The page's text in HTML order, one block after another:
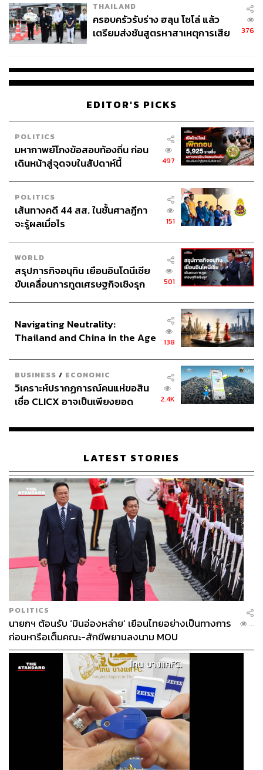
THAILAND
ครอบครัวรับร่าง ฮลุน โซโล่ แล้ว
เตรียมส่งชันสูตรหาสาเหตุการเสีย
376
EDITOR'S PICKS
POLITICS
มหากาพย์โกงข้อสอบท้องถิ่น ก่อน
เดินหน้าสู่จุดจบในสัปดาห์นี้
497
POLITICS
เส้นทางคดี 44 สส. ในชั้นศาลฎีกา
จะรู้ผลเมื่อไร
151
WORLD
สรุปภารกิจอนุทิน เยือนอินโดนีเซีย
ขับเคลื่อนการทูตเศรษฐกิจเชิงรุก
501
Navigating Neutrality:
Thailand and China in the Age
138
BUSINESS / ECONOMIC
วิเคราะห์ปรากฏการณ์คนแห่ขอสิน
เชื่อ CLICX อาจเป็นเพียงยอด
เรือนไทยที่ถูกซุกไว้
2.4K
LATEST STORIES
POLITICS
นายกฯ ต้อนรับ ‘มินอ่องหล่าย’ เยือนไทยอย่างเป็นทางการ
ก่อนหารือเต็มคณะ-สักขีพยานลงนาม MOU
...